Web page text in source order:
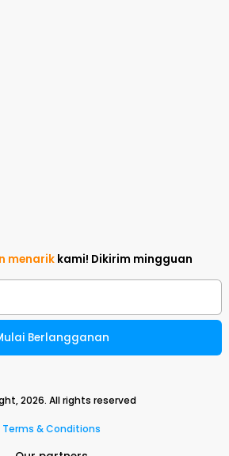
menarik kami! Dikirim mingguan
Berlangganan
2026. All rights reserved
Terms & Conditions